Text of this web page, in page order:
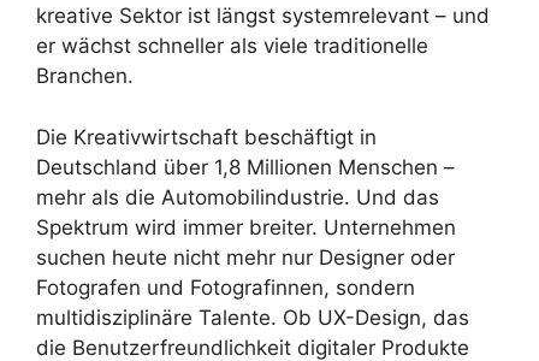
kreative Sektor ist längst systemrelevant – und
er wächst schneller als viele traditionelle
Branchen.
Die Kreativwirtschaft beschäftigt in
Deutschland über 1,8 Millionen Menschen –
mehr als die Automobilindustrie. Und das
Spektrum wird immer breiter. Unternehmen
suchen heute nicht mehr nur Designer oder
Fotografen und Fotografinnen, sondern
multidisziplinäre Talente. Ob UX-Design, das
die Benutzerfreundlichkeit digitaler Produkte